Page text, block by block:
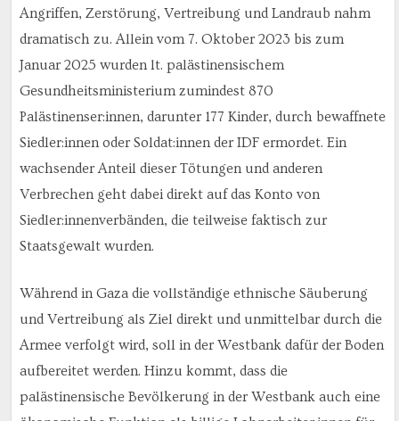
Angriffen, Zerstörung, Vertreibung und Landraub nahm
dramatisch zu. Allein vom 7. Oktober 2023 bis zum
Januar 2025 wurden lt. palästinensischem
Gesundheitsministerium zumindest 870
Palästinenser:innen, darunter 177 Kinder, durch bewaffnete
Siedler:innen oder Soldat:innen der IDF ermordet. Ein
wachsender Anteil dieser Tötungen und anderen
Verbrechen geht dabei direkt auf das Konto von
Siedler:innenverbänden, die teilweise faktisch zur
Staatsgewalt wurden.
Während in Gaza die vollständige ethnische Säuberung
und Vertreibung als Ziel direkt und unmittelbar durch die
Armee verfolgt wird, soll in der Westbank dafür der Boden
aufbereitet werden. Hinzu kommt, dass die
palästinensische Bevölkerung in der Westbank auch eine